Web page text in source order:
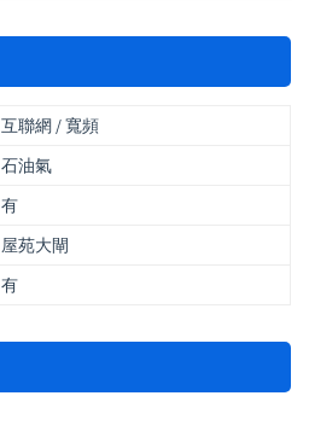
互聯網 / 寬頻
石油氣
有
屋苑大閘
有